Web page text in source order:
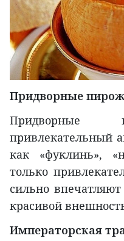
Придворные
Придворные
привлекательный
как «фуклинь»,
только
сильно
красивой
Императорская